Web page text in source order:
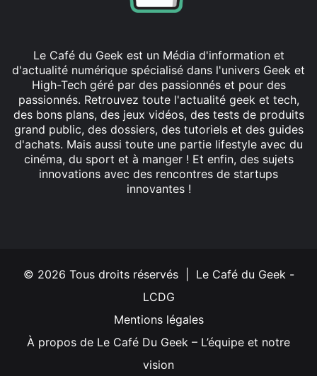
Le Café du Geek est un Média d'information et
d'actualité numérique spécialisé dans l'univers Geek et
High-Tech géré par des passionnés et pour des
passionnés. Retrouvez toute l'actualité geek et tech,
des bons plans, des jeux vidéos, des tests de produits
grand public, des dossiers, des tutoriels et des guides
d'achats. Mais aussi toute une partie lifestyle avec du
cinéma, du sport et à manger ! Et enfin, des sujets
innovations avec des rencontres de startups
innovantes !
© 2026 Tous droits réservés | Le Café du Geek -
LCDG
Mentions légales
À propos de Le Café Du Geek – L’équipe et notre
vision